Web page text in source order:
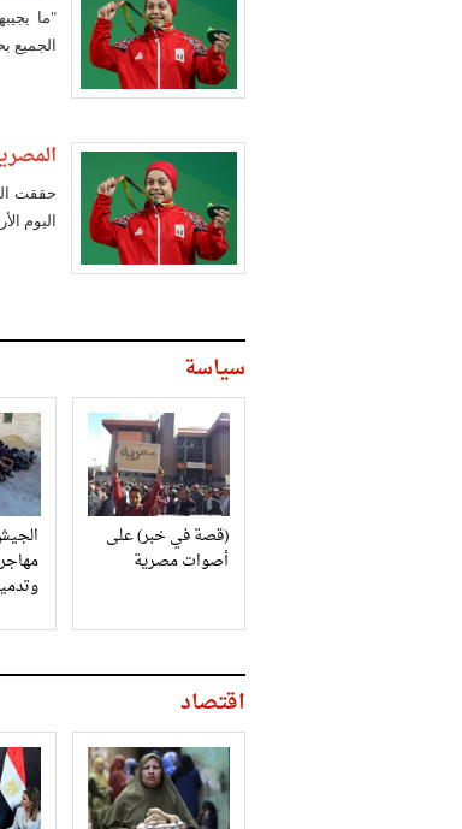
"ما
الجميع
اليوم
سياسة
(قصة في خبر) على
أصوات مصرية
وتدمير 6 أنفاق
اقتصاد